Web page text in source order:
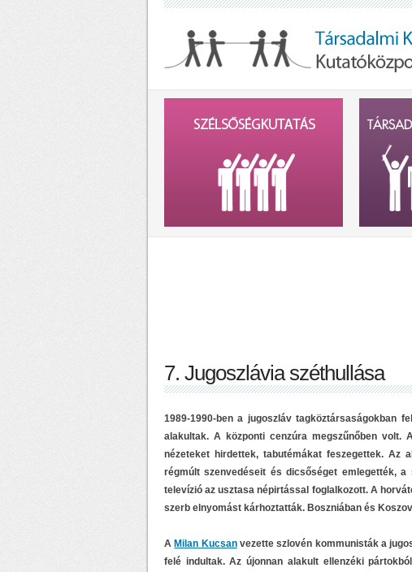
7. Jugoszlávia széthullása
1989-1990-ben a jugoszláv tagköztársaságokban
alakultak. A központi cenzúra megszűnőben
nézeteket hirdettek, tabutémákat feszegettek. Az
régmúlt szenvedéseit és dicsőséget emlegették,
televízió az usztasa népirtással foglalkozott. A
szerb elnyomást kárhoztatták. Boszniában és
A Milan Kucsanvezette szlovén kommunisták a
felé indultak. Az újonnan alakult ellenzéki